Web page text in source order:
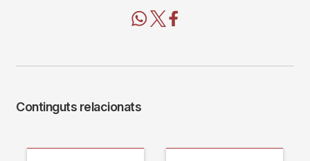
Continguts relacionats